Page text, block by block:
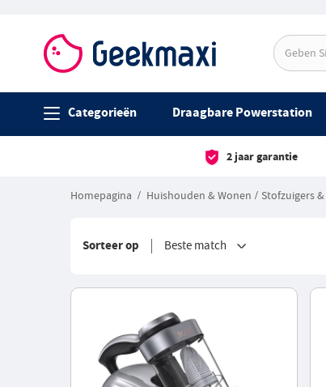
Categorieën Draagbare Powerstation
2 jaar garantie
Homepagina Huishouden & Wonen Stofzuigers
Sorteer op Beste match